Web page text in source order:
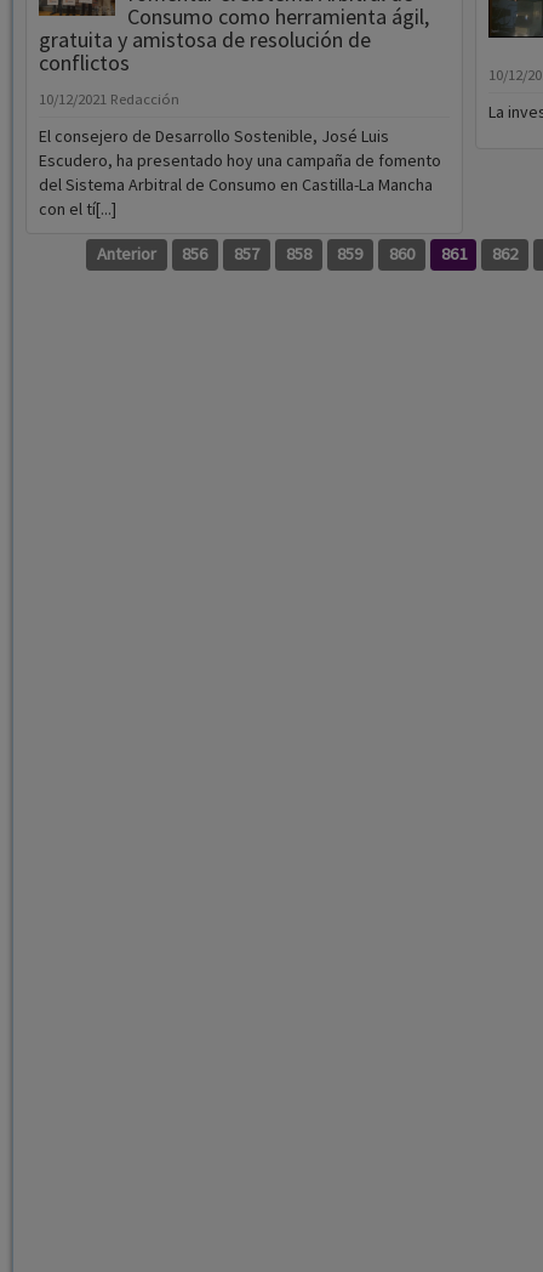
10/12/2021Redacción
El consejero de Desarrollo Sostenible, José Luis
Escudero, ha presentado hoy una campaña de fomento
del Sistema Arbitral de Consumo en Castilla-La Mancha
La
Anterior 856 857 858 859 860